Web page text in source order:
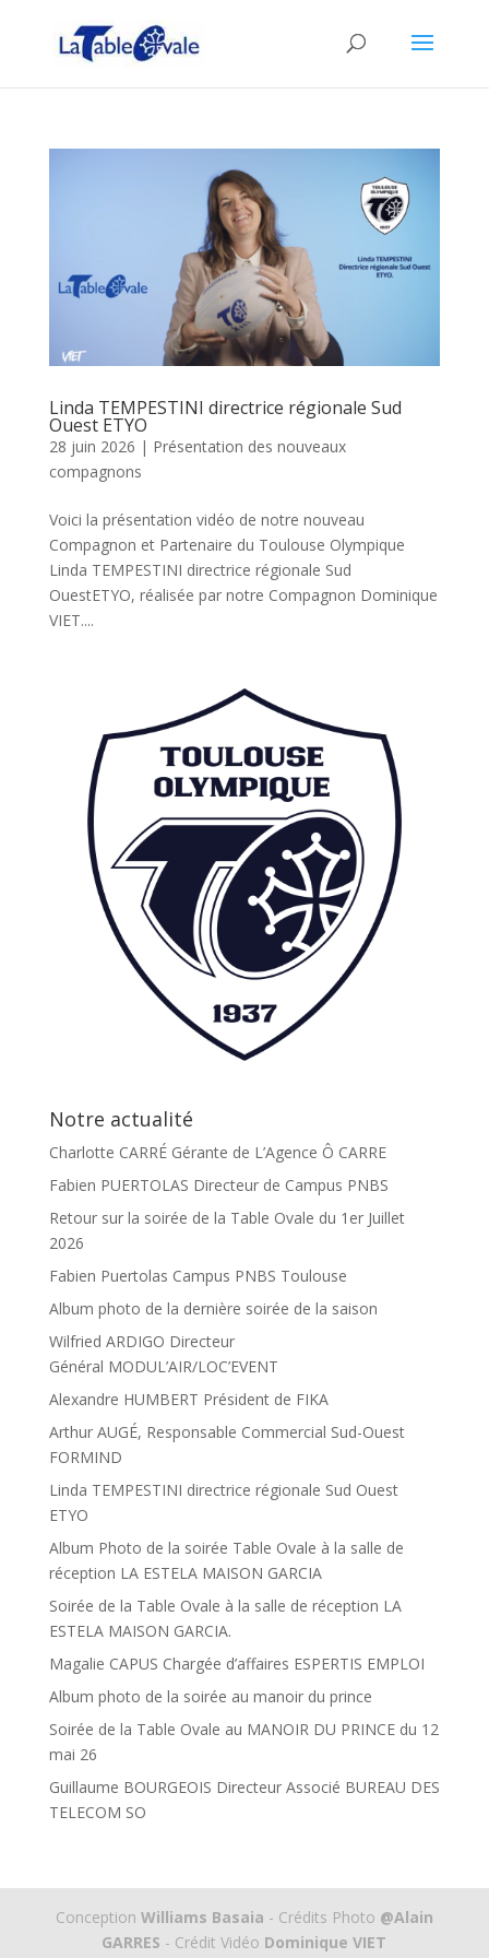
Linda TEMPESTINI directrice régionale Sud
Ouest ETYO
28 juin 2026 | Présentation des nouveaux
compagnons
Voici la présentation vidéo de notre nouveau
Compagnon et Partenaire du Toulouse Olympique
Linda TEMPESTINI directrice régionale Sud
OuestETYO, réalisée par notre Compagnon Dominique
VIET....
Notre actualité
Charlotte CARRÉ Gérante de L’Agence Ô CARRE
Fabien PUERTOLAS Directeur de Campus PNBS
Retour sur la soirée de la Table Ovale du 1er Juillet
2026
Fabien Puertolas Campus PNBS Toulouse
Album photo de la dernière soirée de la saison
Wilfried ARDIGO Directeur
Général MODUL’AIR/LOC’EVENT
Alexandre HUMBERT Président de FIKA
Arthur AUGÉ, Responsable Commercial Sud-Ouest
FORMIND
Linda TEMPESTINI directrice régionale Sud Ouest
ETYO
Album Photo de la soirée Table Ovale à la salle de
réception LA ESTELA MAISON GARCIA
Soirée de la Table Ovale à la salle de réception LA
ESTELA MAISON GARCIA.
Magalie CAPUS Chargée d’affaires ESPERTIS EMPLOI
Album photo de la soirée au manoir du prince
Soirée de la Table Ovale au MANOIR DU PRINCE du 12
mai 26
Guillaume BOURGEOIS Directeur Associé BUREAU DES
TELECOM SO
Conception Williams Basaia - Crédits Photo @Alain
GARRES - Crédit Vidéo Dominique VIET